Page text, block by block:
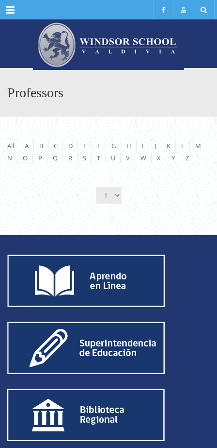
Menu
Professors
All A B C D E F G H I J K L
M
N
O P Q R S T U V W X Y Z